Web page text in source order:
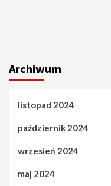
Archiwum
listopad 2024
październik 2024
wrzesień 2024
maj 2024